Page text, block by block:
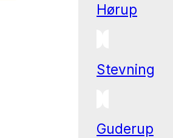
Hørup
Stevning
Guderup